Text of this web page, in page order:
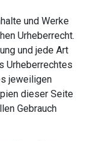
und Werke
Urheberrecht.
und jede Art
Urheberrechtes
jeweiligen
dieser Seite
Gebrauch